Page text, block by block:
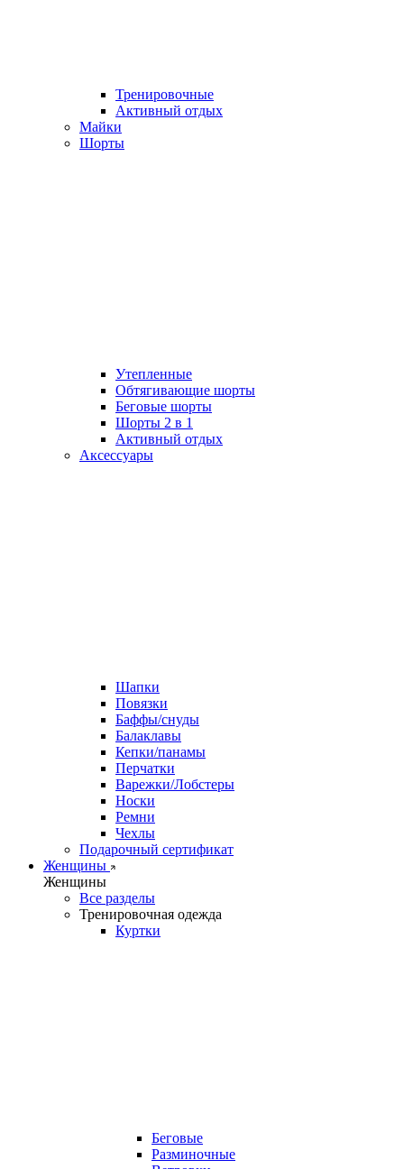
Тренировочные
Активный отдых
Майки
Шорты
Утепленные
Обтягивающие шорты
Беговые шорты
Шорты 2 в 1
Активный отдых
Аксессуары
Шапки
Повязки
Баффы/снуды
Балаклавы
Кепки/панамы
Перчатки
Варежки/Лобстеры
Носки
Ремни
Чехлы
Подарочный сертификат
Женщины
Женщины
Все разделы
Тренировочная одежда
Куртки
Беговые
Разминочные